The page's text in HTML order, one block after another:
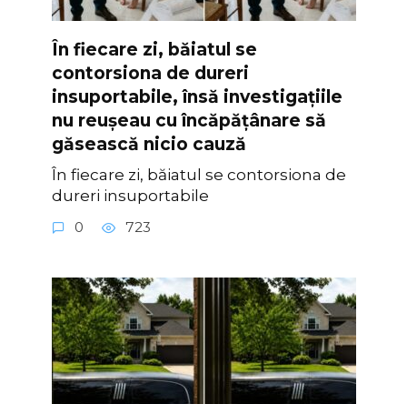
În fiecare zi, băiatul se
contorsiona de dureri
insuportabile, însă investigațiile
nu reușeau cu încăpățânare să
găsească nicio cauză
În fiecare zi, băiatul se contorsiona de
dureri insuportabile
0 723